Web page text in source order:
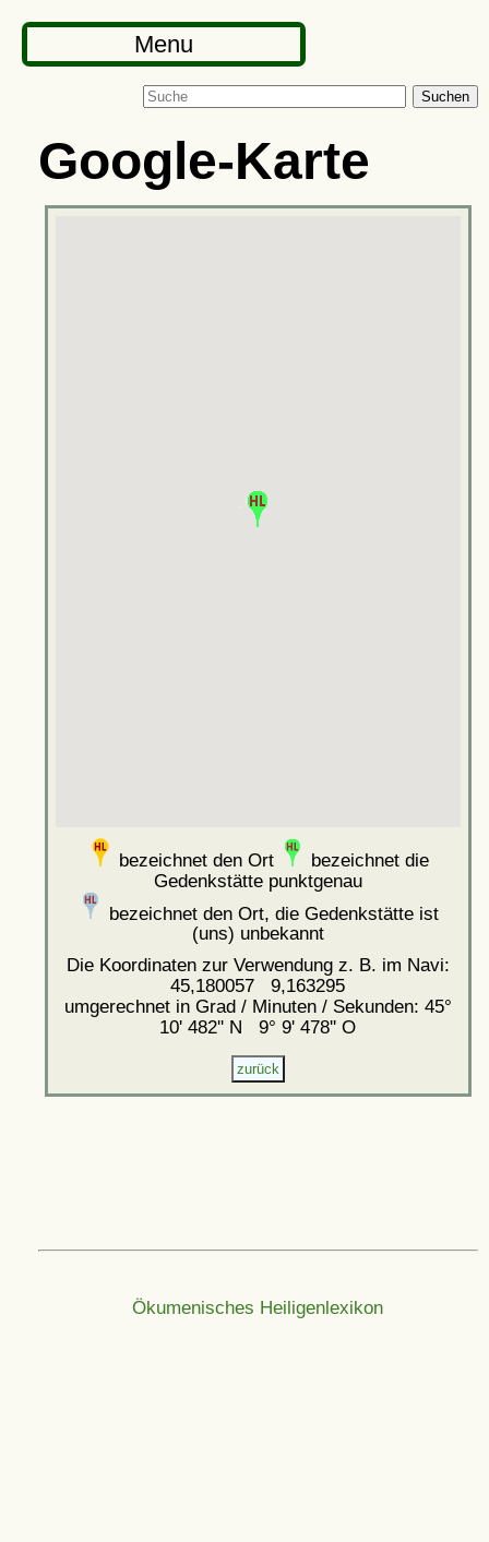
Menu
Suchen
Google-Karte
bezeichnet den Ort
bezeichnet die
Gedenkstätte punktgenau
bezeichnet den Ort, die Gedenkstätte ist
(uns) unbekannt
Die Koordinaten zur Verwendung z. B. im Navi:
45,180057 9,163295
umgerechnet in Grad / Minuten / Sekunden: 45°
10' 482'' N 9° 9' 478'' O
Ökumenisches Heiligenlexikon